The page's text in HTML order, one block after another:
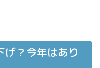
げ？今年はあり